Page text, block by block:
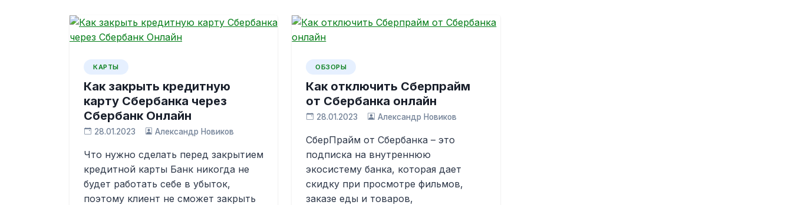
КАРТЫ
Как закрыть кредитную
карту Сбербанка через
Сбербанк Онлайн
28.01.2023 Александр Новиков
Что нужно сделать перед закрытием
кредитной карты Банк никогда не
будет работать себе в убыток,
поэтому клиент не сможет закрыть
ОБЗОРЫ
Как отключить Сберпрайм
от Сбербанка онлайн
28.01.2023 Александр Новиков
СберПрайм от Сбербанка – это
подписка на внутреннюю
экосистему банка, которая дает
скидку при просмотре фильмов,
заказе еды и товаров,